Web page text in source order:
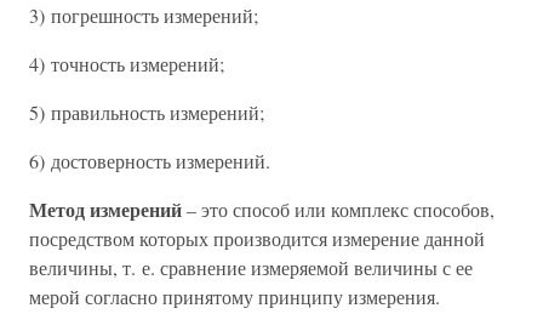
3) погрешность измерений;
4) точность измерений;
5) правильность измерений;
6) достоверность измерений.
Метод измерений– это способ или комплекс способов,
посредством которых производится измерение данной
величины, т. е. сравнение измеряемой величины с ее
мерой согласно принятому принципу измерения.